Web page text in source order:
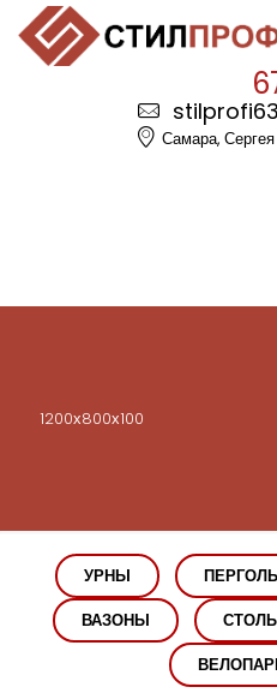
Самара,
1200х800х100
УРНЫ
ВАЗОНЫ